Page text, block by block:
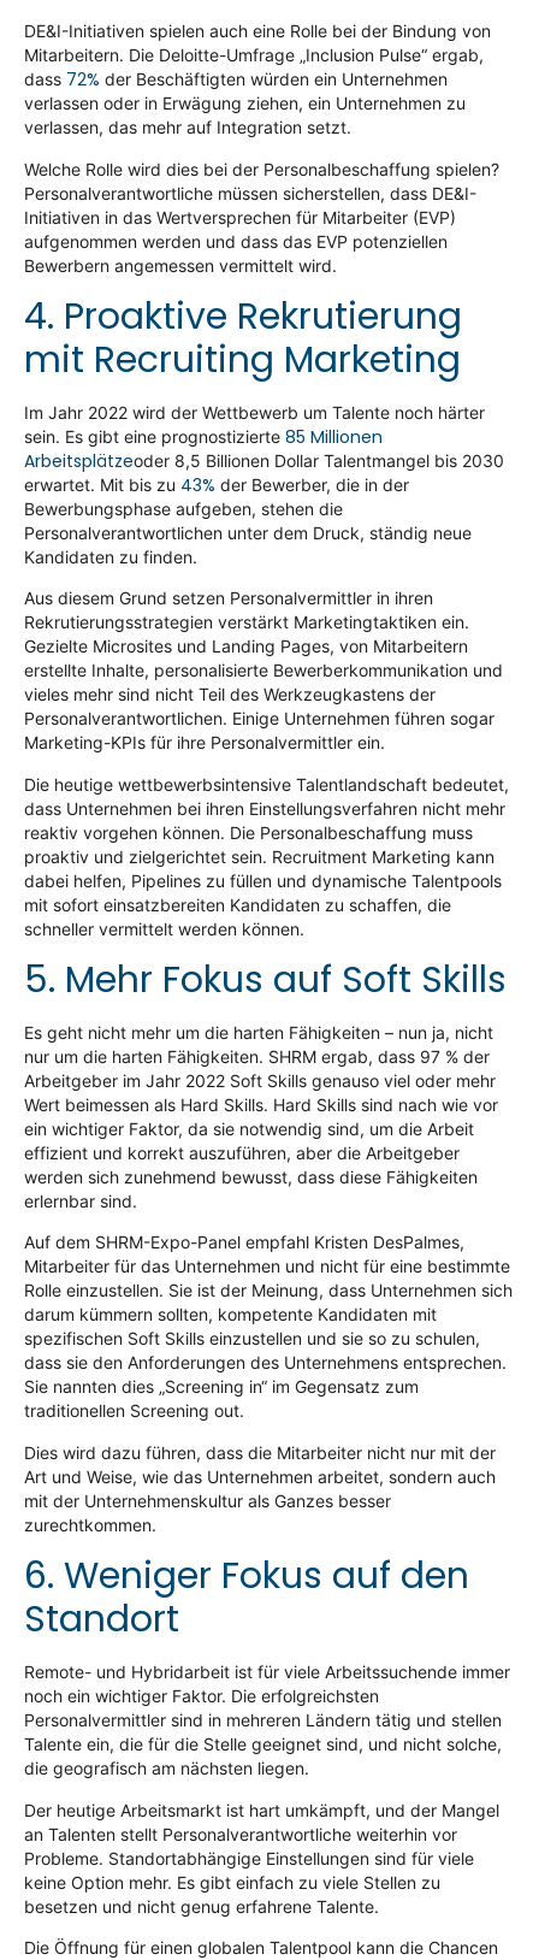
DE&I-Initiativen spielen auch eine Rolle bei der Bindung von
Mitarbeitern. Die Deloitte-Umfrage „Inclusion Pulse“ ergab,
dass 72% der Beschäftigten würden ein Unternehmen
verlassen oder in Erwägung ziehen, ein Unternehmen zu
verlassen, das mehr auf Integration setzt.
Welche Rolle wird dies bei der Personalbeschaffung spielen?
Personalverantwortliche müssen sicherstellen, dass DE&I-
Initiativen in das Wertversprechen für Mitarbeiter (EVP)
aufgenommen werden und dass das EVP potenziellen
Bewerbern angemessen vermittelt wird.
4. Proaktive Rekrutierung
mit Recruiting Marketing
Im Jahr 2022 wird der Wettbewerb um Talente noch härter
sein. Es gibt eine prognostizierte 85 Millionen
Arbeitsplätzeoder 8,5 Billionen Dollar Talentmangel bis 2030
erwartet. Mit bis zu 43% der Bewerber, die in der
Bewerbungsphase aufgeben, stehen die
Personalverantwortlichen unter dem Druck, ständig neue
Kandidaten zu finden.
Aus diesem Grund setzen Personalvermittler in ihren
Rekrutierungsstrategien verstärkt Marketingtaktiken ein.
Gezielte Microsites und Landing Pages, von Mitarbeitern
erstellte Inhalte, personalisierte Bewerberkommunikation und
vieles mehr sind nicht Teil des Werkzeugkastens der
Personalverantwortlichen. Einige Unternehmen führen sogar
Marketing-KPIs für ihre Personalvermittler ein.
Die heutige wettbewerbsintensive Talentlandschaft bedeutet,
dass Unternehmen bei ihren Einstellungsverfahren nicht mehr
reaktiv vorgehen können. Die Personalbeschaffung muss
proaktiv und zielgerichtet sein. Recruitment Marketing kann
dabei helfen, Pipelines zu füllen und dynamische Talentpools
mit sofort einsatzbereiten Kandidaten zu schaffen, die
schneller vermittelt werden können.
5. Mehr Fokus auf Soft Skills
Es geht nicht mehr um die harten Fähigkeiten – nun ja, nicht
nur um die harten Fähigkeiten. SHRM ergab, dass 97 % der
Arbeitgeber im Jahr 2022 Soft Skills genauso viel oder mehr
Wert beimessen als Hard Skills. Hard Skills sind nach wie vor
ein wichtiger Faktor, da sie notwendig sind, um die Arbeit
effizient und korrekt auszuführen, aber die Arbeitgeber
werden sich zunehmend bewusst, dass diese Fähigkeiten
erlernbar sind.
Auf dem SHRM-Expo-Panel empfahl Kristen DesPalmes,
Mitarbeiter für das Unternehmen und nicht für eine bestimmte
Rolle einzustellen. Sie ist der Meinung, dass Unternehmen sich
darum kümmern sollten, kompetente Kandidaten mit
spezifischen Soft Skills einzustellen und sie so zu schulen,
dass sie den Anforderungen des Unternehmens entsprechen.
Sie nannten dies „Screening in“ im Gegensatz zum
traditionellen Screening out.
Dies wird dazu führen, dass die Mitarbeiter nicht nur mit der
Art und Weise, wie das Unternehmen arbeitet, sondern auch
mit der Unternehmenskultur als Ganzes besser
zurechtkommen.
6. Weniger Fokus auf den
Standort
Remote- und Hybridarbeit ist für viele Arbeitssuchende immer
noch ein wichtiger Faktor. Die erfolgreichsten
Personalvermittler sind in mehreren Ländern tätig und stellen
Talente ein, die für die Stelle geeignet sind, und nicht solche,
die geografisch am nächsten liegen.
Der heutige Arbeitsmarkt ist hart umkämpft, und der Mangel
an Talenten stellt Personalverantwortliche weiterhin vor
Probleme. Standortabhängige Einstellungen sind für viele
keine Option mehr. Es gibt einfach zu viele Stellen zu
besetzen und nicht genug erfahrene Talente.
Die Öffnung für einen globalen Talentpool kann die Chancen